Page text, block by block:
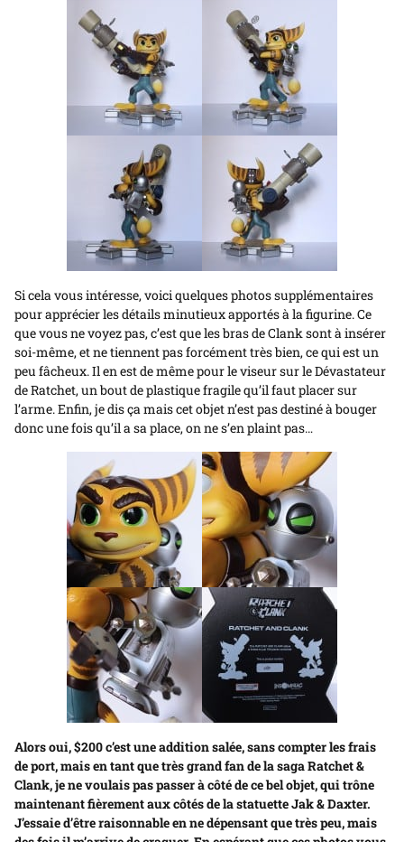
Si cela vous intéresse, voici quelques photos supplémentaires
pour apprécier les détails minutieux apportés à la figurine. Ce
que vous ne voyez pas, c’est que les bras de Clank sont à insérer
soi-même, et ne tiennent pas forcément très bien, ce qui est un
peu fâcheux. Il en est de même pour le viseur sur le Dévastateur
de Ratchet, un bout de plastique fragile qu’il faut placer sur
l’arme. Enfin, je dis ça mais cet objet n’est pas destiné à bouger
donc une fois qu’il a sa place, on ne s’en plaint pas…
Alors oui, $200 c’est une addition salée, sans compter les frais
de port, mais en tant que très grand fan de la saga Ratchet &
Clank, je ne voulais pas passer à côté de ce bel objet, qui trône
maintenant fièrement aux côtés de la statuette Jak & Daxter.
J’essaie d’être raisonnable en ne dépensant que très peu, mais